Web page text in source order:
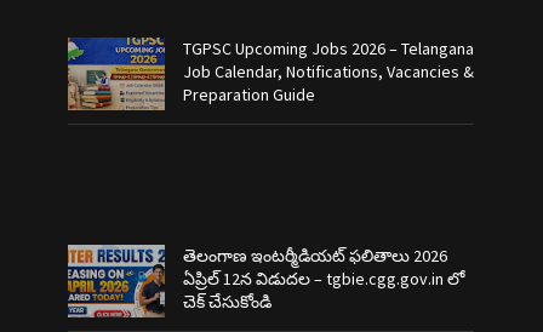
TGPSC Upcoming Jobs 2026 – Telangana
Job Calendar, Notifications, Vacancies &
Preparation Guide
తెలంగాణ ఇంటర్మీడియట్ ఫలితాలు 2026
ఏప్రిల్ 12న విడుదల – tgbie.cgg.gov.in లో
చెక్ చేసుకోండి